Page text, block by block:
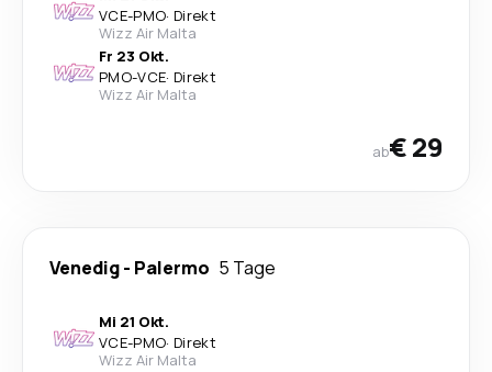
VCE-PMO· Direkt
Wizz Air Malta
Fr 23 Okt.
PMO-VCE· Direkt
Wizz Air Malta
ab€ 29
Venedig- Palermo 5 Tage
Mi 21 Okt.
VCE-PMO· Direkt
Wizz Air Malta